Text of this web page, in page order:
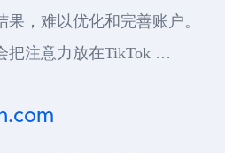
，难以优化和完善账户。
把注意力放在TikTok …